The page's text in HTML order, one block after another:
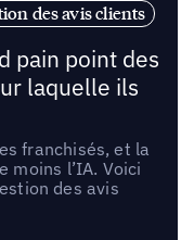
des avis clients
pain point des
laquelle ils
franchisés, et la
moins l’IA. Voici
des avis